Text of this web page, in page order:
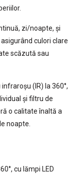
zi/noapte, și
culori clare
scăzută sau
(IR) la 360°,
și filtru de
o calitate înaltă a
noapte.
cu lămpi LED